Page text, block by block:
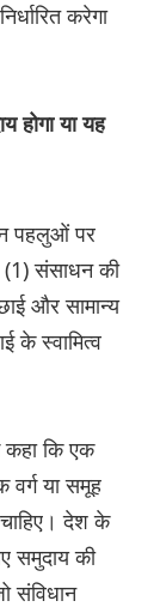
करेगा
होगा या यह
पहलुओं पर
(1) संसाधन की
और सामान्य
के स्वामित्व
कहा कि एक
या समूह
देश के
समुदाय की
संविधान